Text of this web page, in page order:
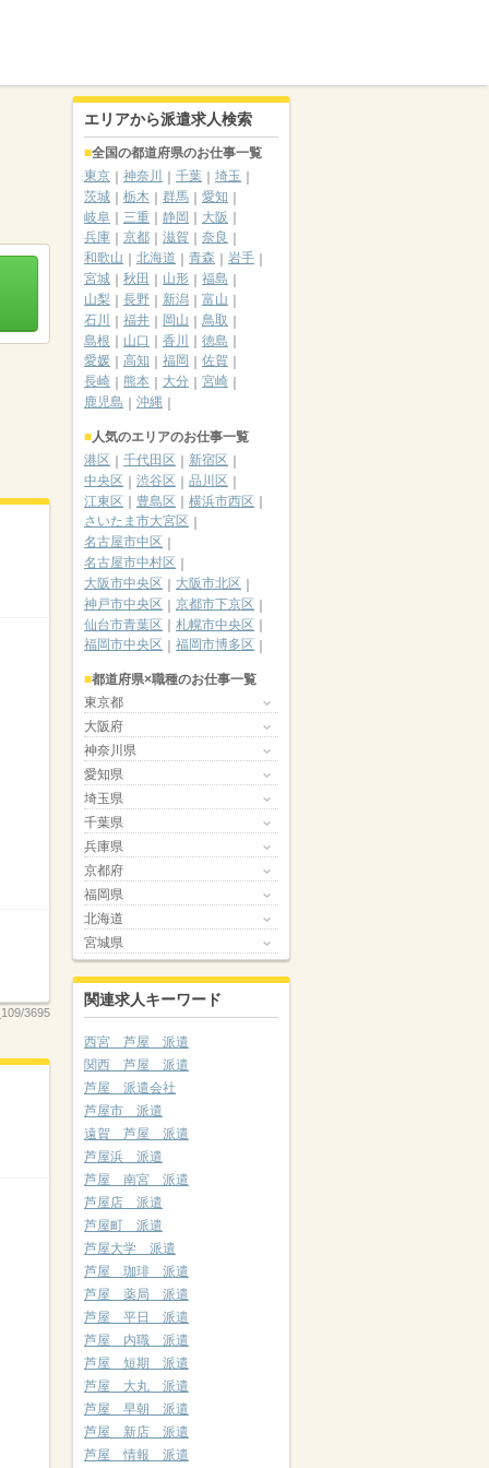
3695
エリアから派遣求人検索
全国の都道府県のお仕事一覧
東京
神奈川 千葉
埼玉
茨城
栃木 群馬
愛知
岐阜
三重 静岡
大阪
兵庫
京都 滋賀
奈良
和歌山
北海道 青森
岩手
宮城
秋田 山形
福島
山梨
長野 新潟
富山
石川
福井 岡山
鳥取
島根
山口 香川
徳島
愛媛
高知 福岡
佐賀
長崎
熊本 大分
宮崎
鹿児島
沖縄
人気のエリアのお仕事一覧
港区
千代田区
新宿区
中央区
渋谷区
品川区
江東区
豊島区
横浜市西区
さいたま市大宮区
名古屋市中区
名古屋市中村区
大阪市中央区
大阪市北区
神戸市中央区
京都市下京区
仙台市青葉区
札幌市中央区
福岡市中央区
福岡市博多区
都道府県×職種のお仕事一覧
東京都
大阪府
神奈川県
愛知県
埼玉県
千葉県
兵庫県
京都府
福岡県
北海道
宮城県
関連求人キーワード
西宮 芦屋 派遣
関西 芦屋 派遣
芦屋 派遣会社
芦屋市 派遣
遠賀 芦屋 派遣
芦屋浜 派遣
芦屋 南宮 派遣
芦屋店 派遣
芦屋町 派遣
芦屋大学 派遣
芦屋 珈琲 派遣
芦屋 薬局 派遣
芦屋 平日 派遣
芦屋 内職 派遣
芦屋 短期 派遣
芦屋 大丸 派遣
芦屋 早朝 派遣
芦屋 新店 派遣
芦屋 情報 派遣